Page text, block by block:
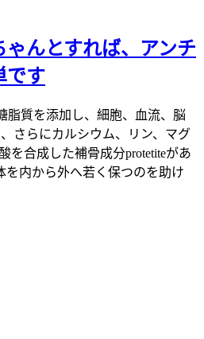
ゃんとすれば、アンチ
です
脂質を添加し、細胞、血流、脳
さらにカルシウム、リン、マグ
を合成した補骨成分protetiteがあ
を内から外へ若く保つのを助け